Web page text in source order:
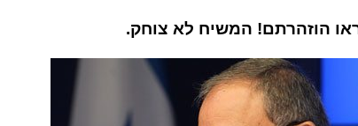
הוזהרתם! המשיח לא צוחק.